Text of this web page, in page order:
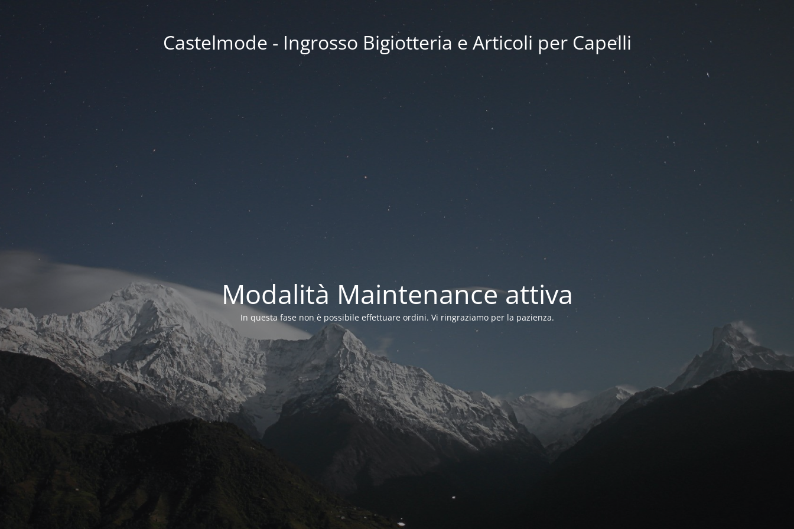
Castelmode - Ingrosso Bigiotteria e Articoli per Capelli
Modalità Maintenance attiva
In questa fase non è possibile effettuare ordini. Vi ringraziamo per la pazienza.